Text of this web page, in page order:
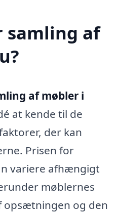
samling af
af møbler i
at kende til de
der kan
Prisen for
variere afhængigt
møblernes
opsætningen og den